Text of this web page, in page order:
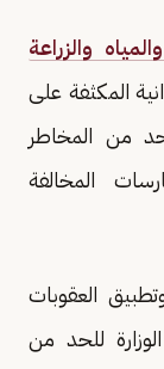
والزراعة
المكثفة على
من المخاطر
المخالفة
العقوبات
للحد من